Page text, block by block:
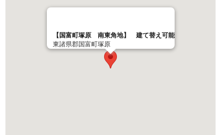
【国富町塚原 南東角地】 建て替え可能
東諸県郡国富町塚原